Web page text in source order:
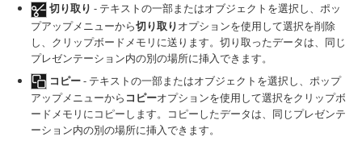
切り取り - テキストの一部またはオブジェクトを選択し、ポッ
プアップメニューから切り取りオプションを使用して選択を削除
し、クリップボードメモリに送ります。切り取ったデータは、同じ
プレゼンテーション内の別の場所に挿入できます。
コピー- テキストの一部またはオブジェクトを選択し、ポップ
アップメニューから コピーオプションを使用して選択をクリップボ
ードメモリにコピーします。コピーしたデータは、同じプレゼンテ
ーション内の別の場所に挿入できます。